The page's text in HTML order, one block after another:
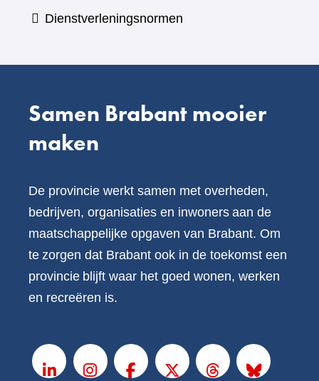
Dienstverleningsnormen
Samen Brabant mooier
maken
De provincie werkt samen met overheden,
bedrijven, organisaties en inwoners aan de
maatschappelijke opgaven van Brabant. Om
te zorgen dat Brabant ook in de toekomst een
provincie blijft waar het goed wonen, werken
en recreëren is.